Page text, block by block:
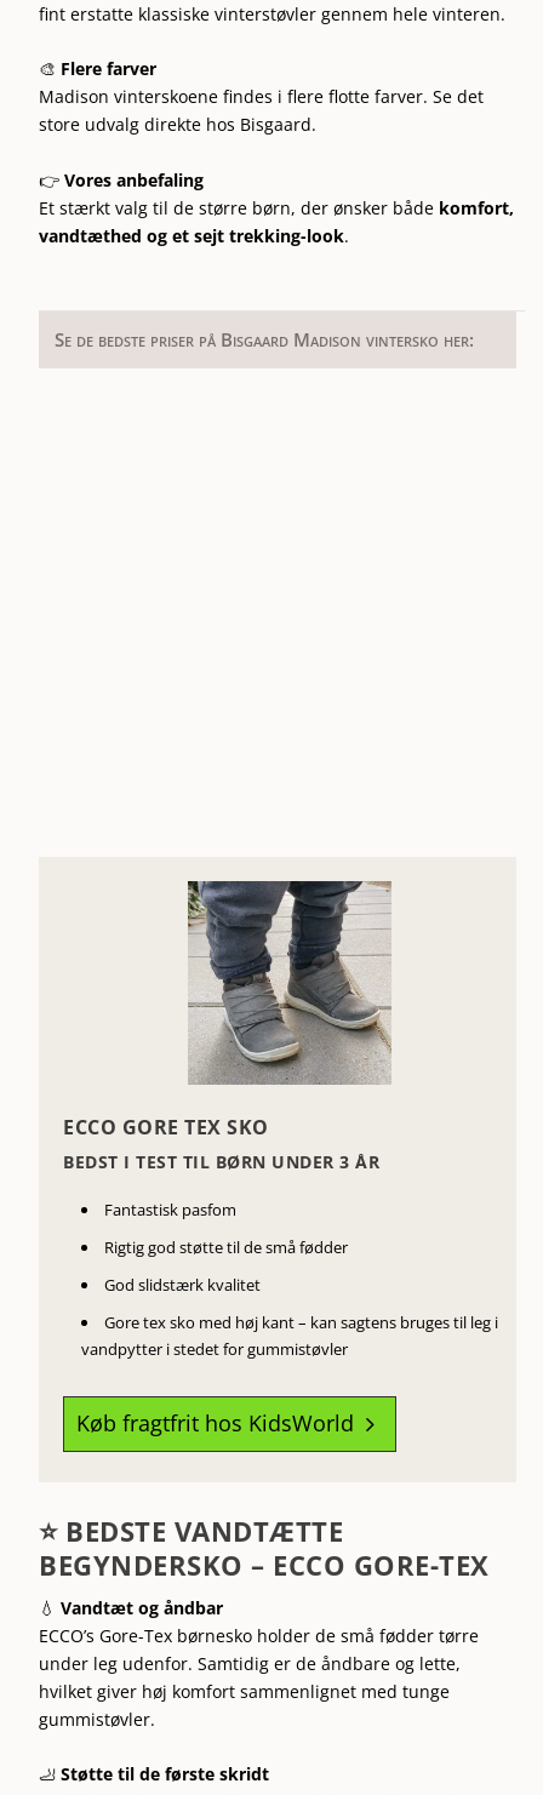
fint erstatte klassiske vinterstøvler gennem hele vinteren.
🎨 Flere farver
Madison vinterskoene findes i flere flotte farver. Se det
store udvalg direkte hos Bisgaard.
👉Vores anbefaling
Et stærkt valg til de større børn, der ønsker både komfort,
vandtæthed og et sejt trekking-look.
Se de bedste priser på Bisgaard Madison vintersko her:
ECCO GORE TEX SKO
BEDST I TEST TIL BØRN UNDER 3 ÅR
Fantastisk pasfom
Rigtig god støtte til de små fødder
God slidstærk kvalitet
Gore tex sko med høj kant – kan sagtens bruges til leg i
vandpytter i stedet for gummistøvler
Køb fragtfrit hos KidsWorld 5
⭐ BEDSTE VANDTÆTTE
BEGYNDERSKO – ECCO GORE-TEX
💧Vandtæt og åndbar
ECCO’s Gore-Tex børnesko holder de små fødder tørre
under leg udenfor. Samtidig er de åndbare og lette,
hvilket giver høj komfort sammenlignet med tunge
gummistøvler.
🦶Støtte til de første skridt